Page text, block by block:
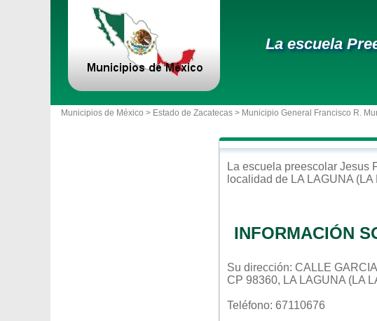
La escuela
Municipios de México > Estado de Zacatecas > Municipio General Francisco R.
La escuela preescolar Jesus
localidad de LA LAGUNA
INFORMACIÓN
Su dirección: CALLE
CP 98360, LA LAGUNA (LA
Teléfono: 67110676